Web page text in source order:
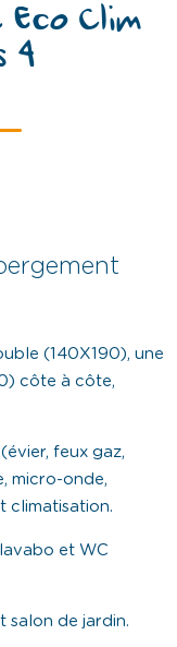
Clim
4
(140X190), une
côte à côte,
feux gaz,
micro-onde,
climatisation.
et WC
salon de jardin.